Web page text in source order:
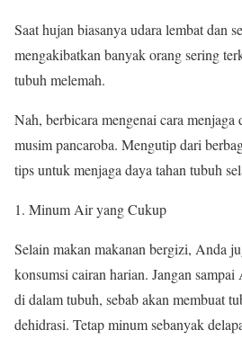
Saat hujan biasanya udara lembat dan
mengakibatkan banyak orang sering
tubuh melemah.
Nah, berbicara mengenai cara menjaga
musim pancaroba. Mengutip dari
tips untuk menjaga daya tahan tubuh
Minum Air yang Cukup
Selain makan makanan bergizi, Anda
konsumsi cairan harian. Jangan
di dalam tubuh, sebab akan membuat
dehidrasi. Tetap minum sebanyak